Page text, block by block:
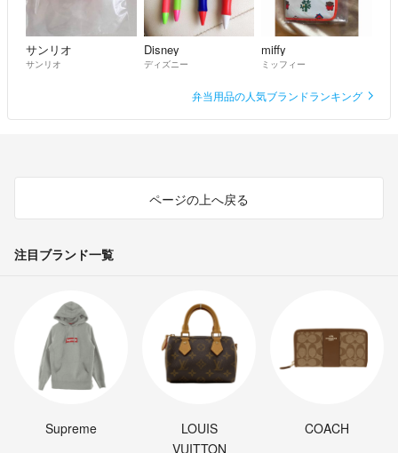
サンリオ
サンリオ
Disney
ディズニー
miffy
ミッフィー
弁当用品の人気ブランドランキング
ページの上へ戻る
注目ブランド一覧
Supreme
LOUIS
VUITTON
COACH